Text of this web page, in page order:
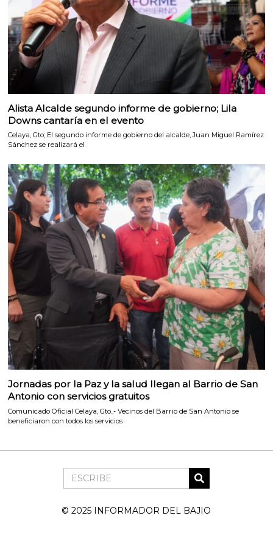
Alista Alcalde segundo informe de gobierno; Lila
Downs cantaría en el evento
Celaya, Gto; El segundo informe de gobierno del alcalde, Juan Miguel Ramírez
Sánchez se realizará el
Jornadas por la Paz y la salud llegan al Barrio de San
Antonio con servicios gratuitos
Comunicado Oficial Celaya, Gto.,- Vecinos del Barrio de San Antonio se
beneficiaron con todos los servicios
© 2025 INFORMADOR DEL BAJIO